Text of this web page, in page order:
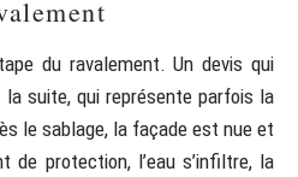
du ravalement. Un devis qui
la suite, qui représente parfois la
le sablage, la façade est nue et
de protection, l’eau s’infiltre, la